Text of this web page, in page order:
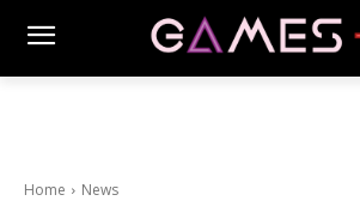
Home News